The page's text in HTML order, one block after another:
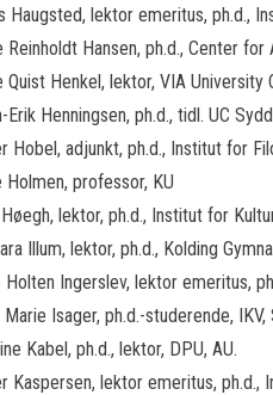
Haugsted, lektor emeritus, ph.d.,
Reinholdt Hansen, ph.d., Center
Quist Henkel, lektor, VIA
Erik Henningsen, ph.d., tidl. UC
Hobel, adjunkt, ph.d., Institut for
Holmen, professor, KU
lektor, ph.d., Institut for
Illum, lektor, ph.d., Kolding
Holten Ingerslev, lektor emeritus,
Isager, ph.d.-studerende, IKV,
Kabel, ph.d., lektor, DPU, AU.
Kaspersen, lektor emeritus,